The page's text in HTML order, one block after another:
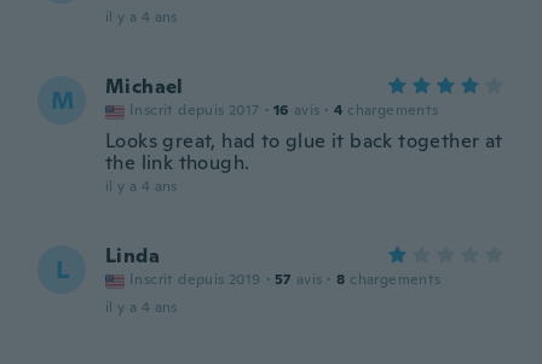
il y a 4 ans
M Michael
Inscrit depuis 2017 · 16 avis · 4 chargements
Looks great, had to glue it back together at
the link though.
il y a 4 ans
L Linda
Inscrit depuis 2019 · 57 avis · 8 chargements
il y a 4 ans